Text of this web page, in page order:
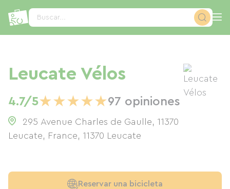
Buscar...
Leucate Vélos
4.7/5★★★★★97 opiniones
295 Avenue Charles de Gaulle, 11370
Leucate, France, 11370 Leucate
Reservar una bicicleta
Panel de gestión de cookies